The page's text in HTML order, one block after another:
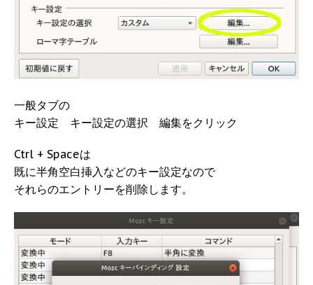
一般タブの
キー設定 キー設定の選択 編集をクリック
Ctrl + Spaceは
既に半角空白挿入などのキー設定なので
それらのエントリーを削除します。